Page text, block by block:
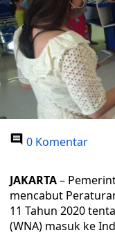
0 Komentar
JAKARTA–
mencabut
11 Tahun 2020
(WNA) masuk ke